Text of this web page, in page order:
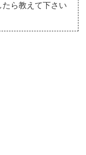
ら教えて下さい